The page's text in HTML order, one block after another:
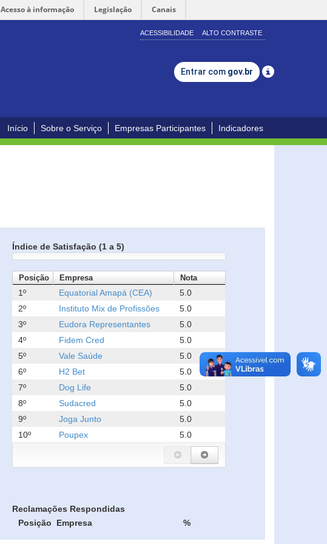
Acesso à informação Legislação Canais
ACESSIBILIDADE ALTO CONTRASTE
Entrar com gov.br
Início Sobre o Serviço Empresas Participantes Indicadores
Índice de Satisfação (1 a 5)
Posição Empresa Nota
1º Equatorial Amapá (CEA)
5.0
2º
Instituto Mix de Profissões
5.0
3º
Eudora Representantes
5.0
4º
Fidem Cred
5.0
5º
Vale Saúde
5.0
6º
H2 Bet
5.0
7º
Dog Life
5.0
8º
Sudacred
5.0
9º
Joga Junto
5.0
10º
Poupex 5.0
Reclamações Respondidas
Posição
Empresa %